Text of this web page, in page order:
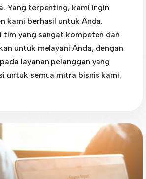
Yang terpenting, kami ingin
kami berhasil untuk Anda.
tim yang sangat kompeten dan
untuk melayani Anda, dengan
layanan pelanggan yang
untuk semua mitra bisnis kami.